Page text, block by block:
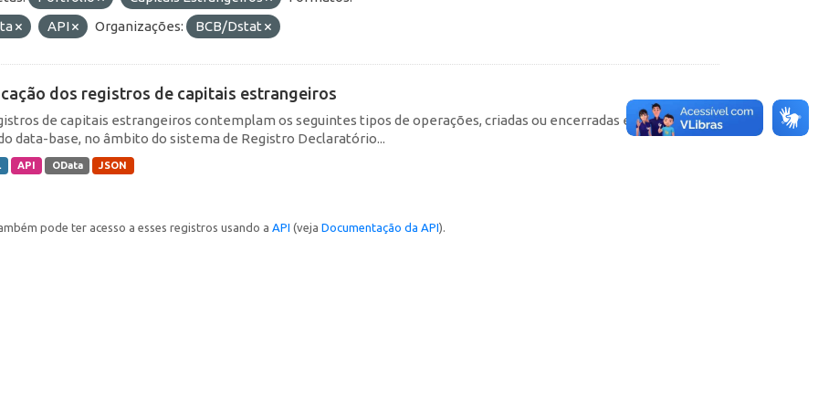
API Organizações: BCB/Dstat
dos registros de capitais estrangeiros
de capitais estrangeiros contemplam os seguintes tipos de operações, criadas ou encerradas em cada
data-base, no âmbito do sistema de Registro Declaratório...
API OData JSON
pode ter acesso a esses registros usando a API (veja Documentação da API).